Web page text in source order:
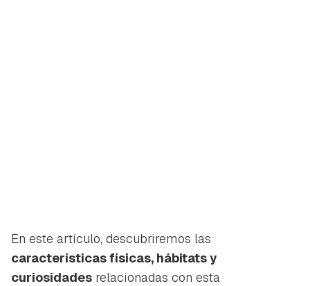
En este artículo, descubriremos las
características físicas, hábitats y
curiosidades relacionadas con esta